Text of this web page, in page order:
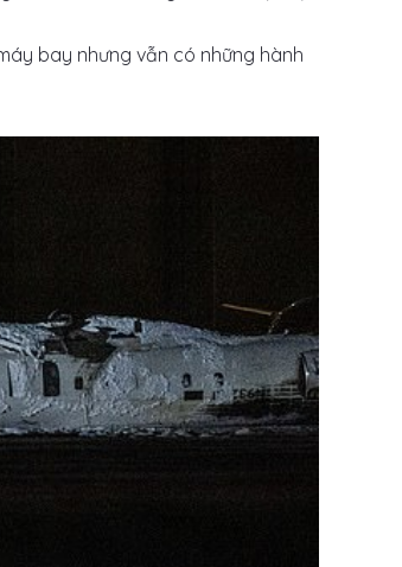
bay nhưng vẫn có những hành